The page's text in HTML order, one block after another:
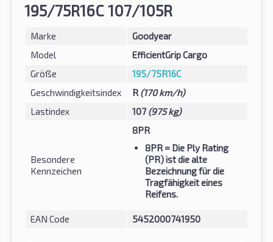
195/75R16C 107/105R
Marke
Goodyear
Model
EfficientGrip Cargo
Größe
195/75R16C
Geschwindigkeitsindex
R (170 km/h)
Lastindex
107 (975 kg)
Besondere
Kennzeichen
8PR
8PR = Die Ply Rating
(PR) ist die alte
Bezeichnung für die
Tragfähigkeit eines
Reifens.
EAN Code 5452000741950